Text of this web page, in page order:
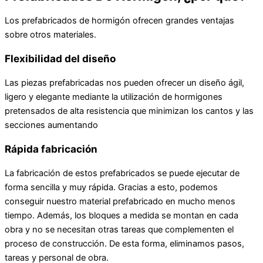
Los prefabricados de hormigón ofrecen grandes ventajas
sobre otros materiales.
Flexibilidad del diseño
Las piezas prefabricadas nos pueden ofrecer un diseño ágil,
ligero y elegante mediante la utilización de hormigones
pretensados de alta resistencia que minimizan los cantos y las
secciones aumentando
Rápida fabricación
La fabricación de estos prefabricados se puede ejecutar de
forma sencilla y muy rápida. Gracias a esto, podemos
conseguir nuestro material prefabricado en mucho menos
tiempo. Además, los bloques a medida se montan en cada
obra y no se necesitan otras tareas que complementen el
proceso de construcción. De esta forma, eliminamos pasos,
tareas y personal de obra.